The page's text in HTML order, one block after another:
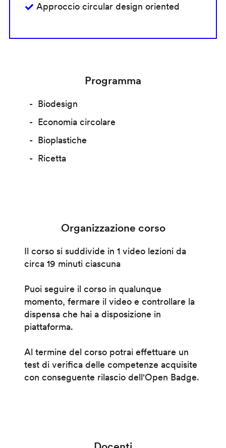
Approccio circular design oriented
Programma
Biodesign
Economia circolare
Bioplastiche
Ricetta
Organizzazione corso
Il corso si suddivide in 1 video lezioni da
circa 19 minuti ciascuna
Puoi seguire il corso in qualunque
momento, fermare il video e controllare la
dispensa che hai a disposizione in
piattaforma.
Al termine del corso potrai effettuare un
test di verifica delle competenze acquisite
con conseguente rilascio dell'Open Badge.